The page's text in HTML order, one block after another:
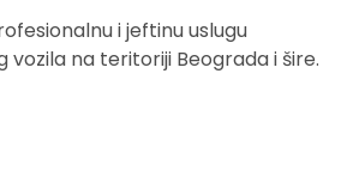
i jeftinu uslugu
vozila na teritoriji Beograda i šire.